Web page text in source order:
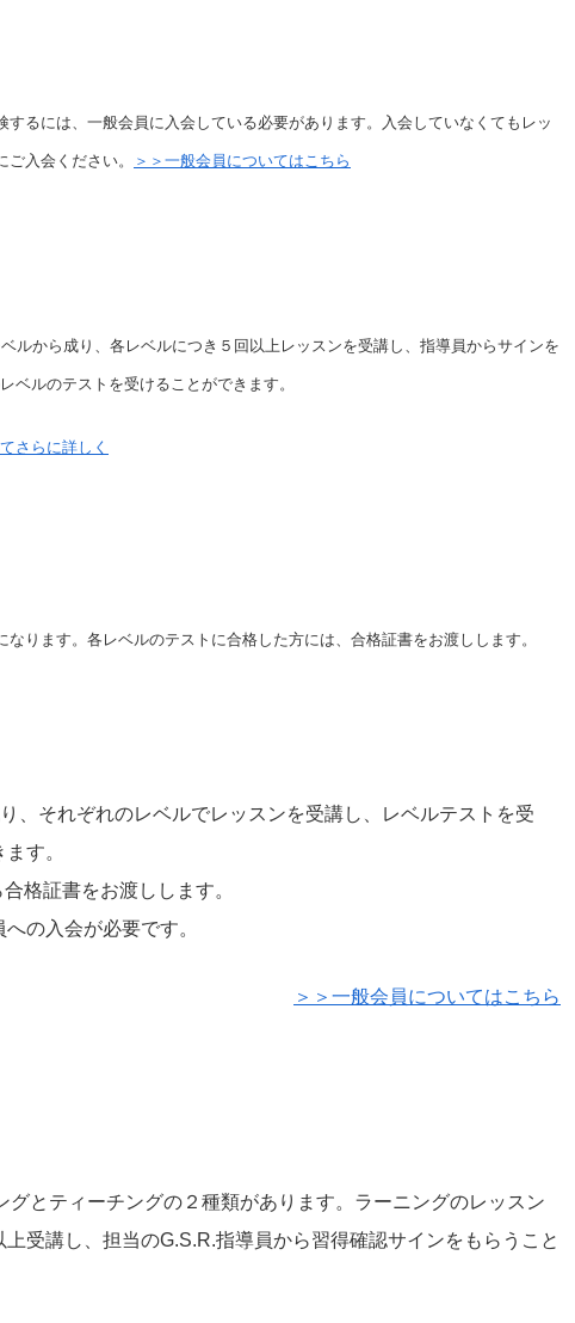
るには、一般会員に入会している必要があります。入会していなくてもレッ
入会ください。 ＞＞一般会員についてはこちら
ルから成り、各レベルにつき５回以上レッスンを受講し、指導員からサインを
ベルのテストを受けることができます。
さらに詳しく
ります。各レベルのテストに合格した方には、合格証書をお渡しします。
、それぞれのレベルでレッスンを受講し、レベルテストを受
す。
格証書をお渡しします。
の入会が必要です。
＞＞一般会員についてはこちら
とティーチングの２種類があります。ラーニングのレッスン
受講し、担当のG.S.R.指導員から習得確認サインをもらうこと